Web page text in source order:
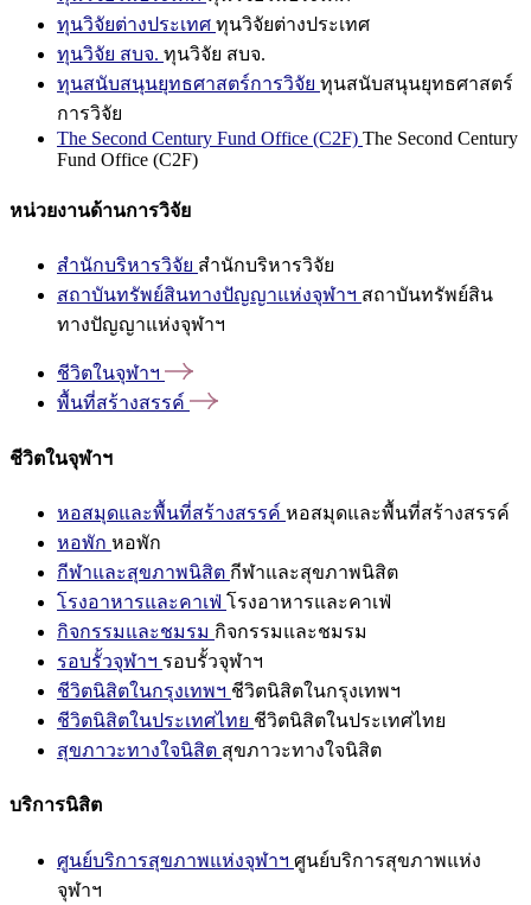
ทุนวิจัยต่างประเทศ ทุนวิจัยต่างประเทศ
ทุนวิจัย สบจ. ทุนวิจัย สบจ.
ทุนสนับสนุนยุทธศาสตร์การวิจัย ทุนสนับสนุนยุทธศาสตร์
การวิจัย
The Second Century Fund Office (C2F) The Second Century
Fund Office (C2F)
หน่วยงานด้านการวิจัย
สำนักบริหารวิจัย สำนักบริหารวิจัย
สถาบันทรัพย์สินทางปัญญาแห่งจุฬาฯ สถาบันทรัพย์สิน
ทางปัญญาแห่งจุฬาฯ
ชีวิตในจุฬาฯ
พื้นที่สร้างสรรค์
ชีวิตในจุฬาฯ
หอสมุดและพื้นที่สร้างสรรค์ หอสมุดและพื้นที่สร้างสรรค์
หอพัก หอพัก
กีฬาและสุขภาพนิสิต กีฬาและสุขภาพนิสิต
โรงอาหารและคาเฟ่ โรงอาหารและคาเฟ่
กิจกรรมและชมรม กิจกรรมและชมรม
รอบรั้วจุฬาฯ รอบรั้วจุฬาฯ
ชีวิตนิสิตในกรุงเทพฯ ชีวิตนิสิตในกรุงเทพฯ
ชีวิตนิสิตในประเทศไทย ชีวิตนิสิตในประเทศไทย
สุขภาวะทางใจนิสิต สุขภาวะทางใจนิสิต
บริการนิสิต
ศูนย์บริการสุขภาพแห่งจุฬาฯ ศูนย์บริการสุขภาพแห่ง
จุฬาฯ